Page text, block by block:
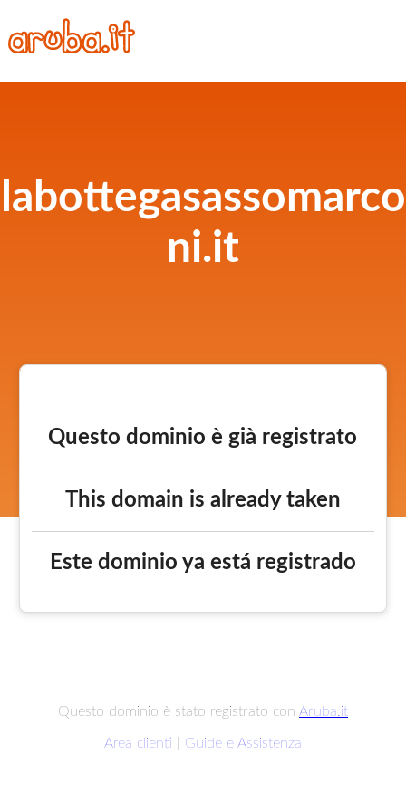
labottegasassomarco
ni.it
Questo dominio è già registrato
This domain is already taken
Este dominio ya está registrado
Questo dominio è stato registrato con Aruba.it
Area clienti Guide e Assistenza